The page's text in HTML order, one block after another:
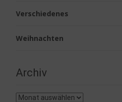
Verschiedenes
Weihnachten
Archiv
Archiv